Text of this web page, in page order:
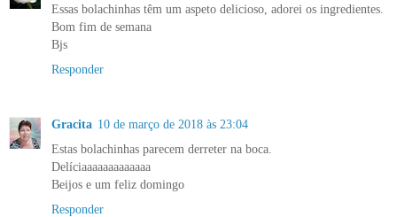
Essas bolachinhas têm um aspeto delicioso, adorei os ingredientes.
Bom fim de semana
Bjs
Responder
Gracita 10 de março de 2018 às 23:04
Estas bolachinhas parecem derreter na boca.
Delíciaaaaaaaaaaaaa
Beijos e um feliz domingo
Responder